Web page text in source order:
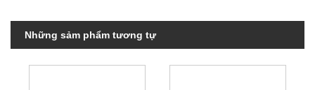
Những sảm phẩm tương tự